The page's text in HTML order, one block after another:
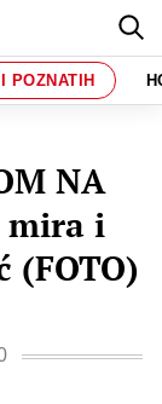
POZNATIH
NA
mira i
(FOTO)